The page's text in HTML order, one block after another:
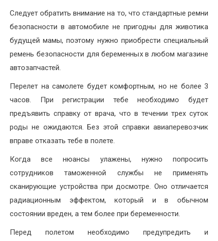
Следует обратить внимание на то, что стандартные ремни
безопасности в автомобиле не пригодны для животика
будущей мамы, поэтому нужно приобрести специальный
ремень безопасности для беременных в любом магазине
автозапчастей.
Перелет на самолете будет комфортным, но не более 3
часов. При регистрации тебе необходимо будет
предъявить справку от врача, что в течении трех суток
роды не ожидаются. Без этой справки авиаперевозчик
вправе отказать тебе в полете.
Когда все нюансы улажены, нужно попросить
сотрудников таможенной службы не применять
сканирующие устройства при досмотре. Оно отличается
радиационным эффектом, который и в обычном
состоянии вреден, а тем более при беременности.
Перед полетом необходимо предупредить и